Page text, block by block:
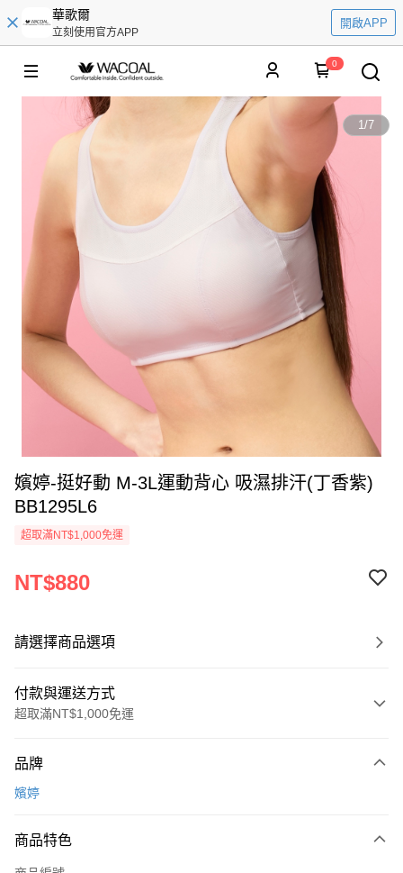
華歌爾
立刻使用官方APP
開啟APP
0
1/7
嬪婷-挺好動 M-3L運動背心 吸濕排汗(丁香紫)
BB1295L6
超取滿NT$1,000免運
NT$880
請選擇商品選項
付款與運送方式
超取滿NT$1,000免運
信用卡一次付款
LINE Pay
品牌
嬪婷
商品特色